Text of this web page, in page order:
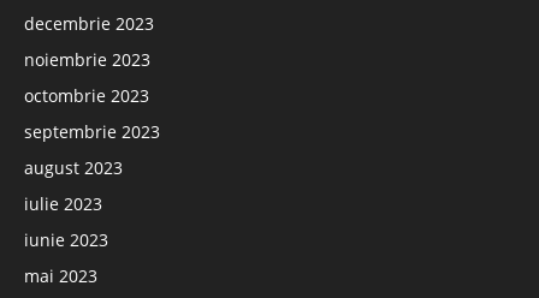
decembrie 2023
noiembrie 2023
octombrie 2023
septembrie 2023
august 2023
iulie 2023
iunie 2023
mai 2023